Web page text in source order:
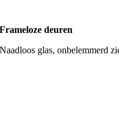
Frameloze deuren
Naadloos glas, onbelemmerd